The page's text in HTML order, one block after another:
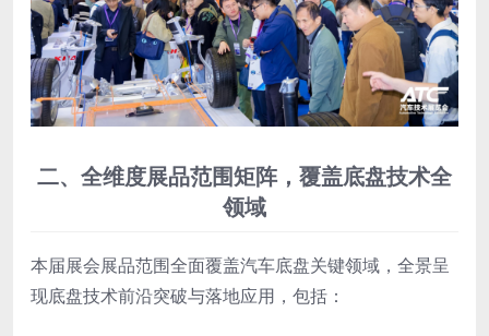
二、全维度展品范围矩阵，覆盖底盘技术全
领域
本届展会展品范围全面覆盖汽车底盘关键领域，全景呈
现底盘技术前沿突破与落地应用，包括：